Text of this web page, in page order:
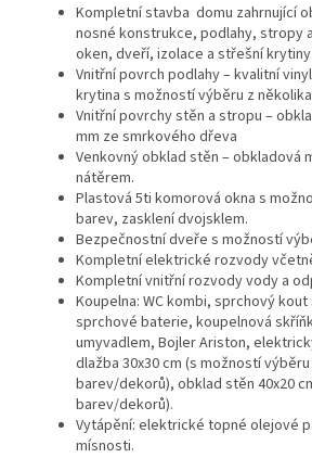
Kompletní stavba domu zahrnující
nosné konstrukce, podlahy, stropy
oken, dveří, izolace a střešní krytiny.
Vnitřní povrch podlahy – kvalitní
krytina s možností výběru z
Vnitřní povrchy stěn a stropu –
mm ze smrkového dřeva
Venkovný obklad stěn – obkladová
nátěrem.
Plastová 5ti komorová okna s
barev, zasklení dvojsklem.
Bezpečnostní dveře s možností
Kompletní elektrické rozvody
Kompletní vnitřní rozvody vody a
Koupelna: WC kombi, sprchový
sprchové baterie, koupelnová
umyvadlem, Bojler Ariston,
dlažba 30x30 cm (s možností
barev/dekorů), obklad stěn 40x20
barev/dekorů).
Vytápění: elektrické topné olejové
mísnosti.